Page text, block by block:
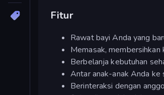
Fitur
Rawat bayi Anda yang
Memasak, membersihkan
Berbelanja kebutuhan
Antar anak-anak Anda ke
Berinteraksi dengan